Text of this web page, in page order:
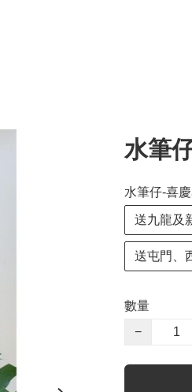
水筆
水筆仔-喜
送九龍及
送屯門、
數量
−